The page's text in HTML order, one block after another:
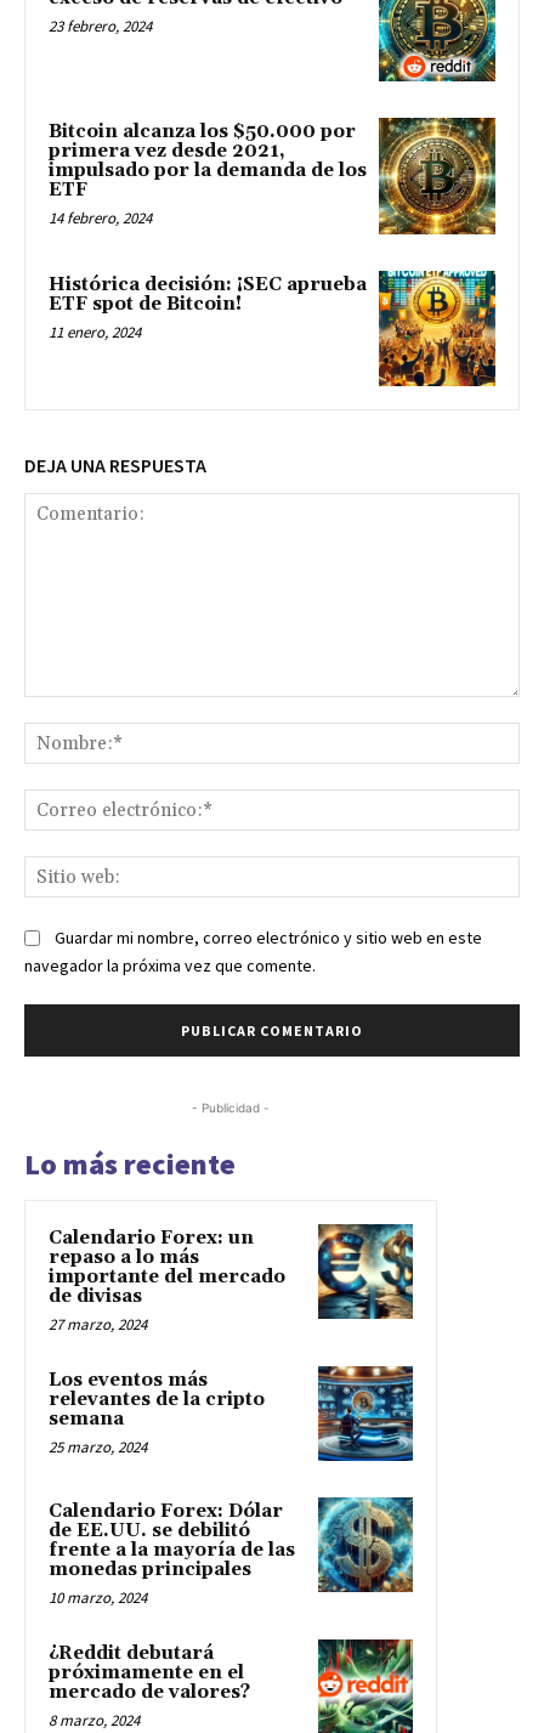
23 febrero, 2024
Bitcoin alcanza los $50.000 por
primera vez desde 2021,
impulsado por la demanda de los
ETF
14 febrero, 2024
Histórica decisión: ¡SEC aprueba
ETF spot de Bitcoin!
11 enero, 2024
DEJA UNA RESPUESTA
Guardar mi nombre, correo electrónico y sitio web en este
navegador la próxima vez que comente.
- Publicidad -
Lo más reciente
Calendario Forex: un
repaso a lo más
importante del mercado
de divisas
27 marzo, 2024
Los eventos más
relevantes de la cripto
semana
25 marzo, 2024
Calendario Forex: Dólar
de EE.UU. se debilitó
frente a la mayoría de las
monedas principales
10 marzo, 2024
¿Reddit debutará
próximamente en el
mercado de valores?
8 marzo, 2024